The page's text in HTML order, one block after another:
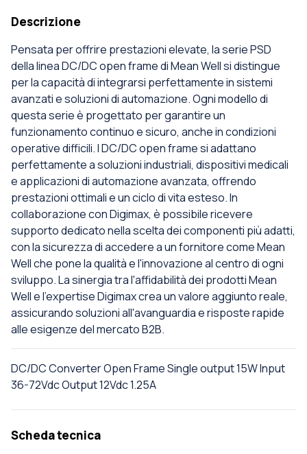
Descrizione
Pensata per offrire prestazioni elevate, la serie PSD
della linea DC/DC open frame di Mean Well si distingue
per la capacità di integrarsi perfettamente in sistemi
avanzati e soluzioni di automazione. Ogni modello di
questa serie è progettato per garantire un
funzionamento continuo e sicuro, anche in condizioni
operative difficili. I DC/DC open frame si adattano
perfettamente a soluzioni industriali, dispositivi medicali
e applicazioni di automazione avanzata, offrendo
prestazioni ottimali e un ciclo di vita esteso. In
collaborazione con Digimax, è possibile ricevere
supporto dedicato nella scelta dei componenti più adatti,
con la sicurezza di accedere a un fornitore come Mean
Well che pone la qualità e l'innovazione al centro di ogni
sviluppo. La sinergia tra l'affidabilità dei prodotti Mean
Well e l'expertise Digimax crea un valore aggiunto reale,
assicurando soluzioni all'avanguardia e risposte rapide
alle esigenze del mercato B2B.
DC/DC Converter Open Frame Single output 15W Input
36-72Vdc Output 12Vdc 1.25A
Scheda tecnica